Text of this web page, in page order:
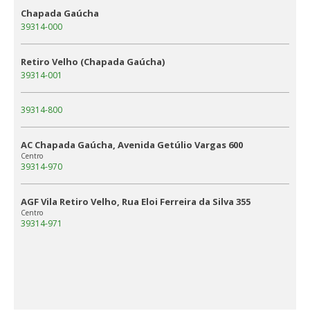
Chapada Gaúcha
39314-000
Retiro Velho (Chapada Gaúcha)
39314-001
39314-800
AC Chapada Gaúcha, Avenida Getúlio Vargas 600
Centro
39314-970
AGF Vila Retiro Velho, Rua Eloi Ferreira da Silva 355
Centro
39314-971